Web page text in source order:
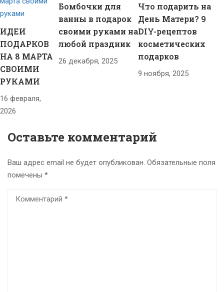
ИДЕИ
ПОДАРКОВ
НА 8 МАРТА
СВОИМИ
РУКАМИ
16 февраля,
2026
Бомбочки для
ванны в подарок
своими руками на
любой праздник
26 декабря, 2025
Что подарить на
День Матери? 9
DIY-рецептов
косметических
подарков
9 ноября, 2025
Оставьте комментарий
Ваш адрес email не будет опубликован. Обязательные поля
помечены *